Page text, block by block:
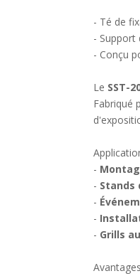
- Té de
- Support
- Conçu
Le SST-
Fabriqué
-
- Stands
-
-
- Grills